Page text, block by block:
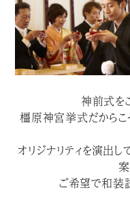
神前式を
橿原神宮挙式だから
オリジナリティを演出
ご希望で和装